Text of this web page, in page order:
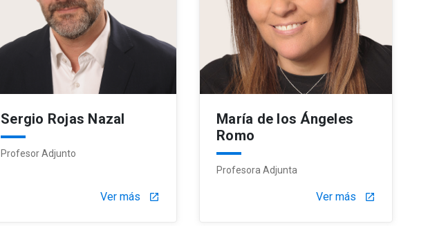
Sergio Rojas Nazal
Profesor Adjunto
Ver más launch
María de los Ángeles
Romo
Profesora Adjunta
Ver más launch